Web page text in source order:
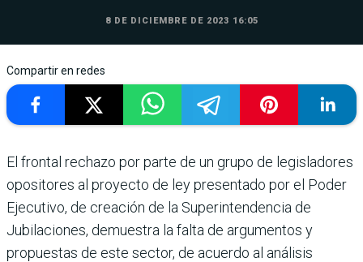
8 DE DICIEMBRE DE 2023 16:05
Compartir en redes
El frontal rechazo por parte de un grupo de legisladores
opositores al proyecto de ley presentado por el Poder
Ejecutivo, de creación de la Superintendencia de
Jubilaciones, demuestra la falta de argumentos y
propuestas de este sector, de acuerdo al análisis